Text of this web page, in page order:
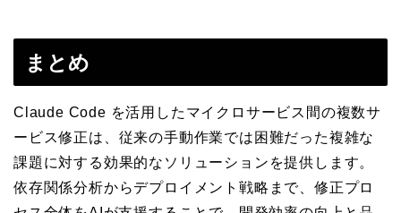
まとめ
Claude Code を活用したマイクロサービス間の複数サ
ービス修正は、従来の手動作業では困難だった複雑な
課題に対する効果的なソリューションを提供します。
依存関係分析からデプロイメント戦略まで、修正プロ